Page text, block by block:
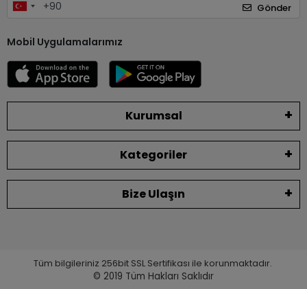
Gönder
Mobil Uygulamalarımız
Kurumsal
Kategoriler
Bize Ulaşın
Tüm bilgileriniz 256bit SSL Sertifikası ile korunmaktadır.
© 2019 Tüm Hakları Saklıdır